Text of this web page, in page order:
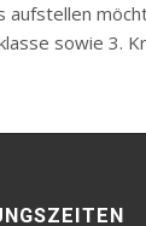
sowie 3.